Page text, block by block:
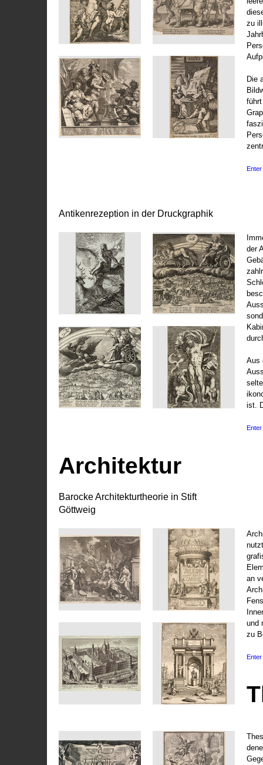
zu
Die
Enter
Antikenrezeption in der Druckgraphik
der
Aus
ist.
Enter
Architektur
Barocke Architekturtheorie in Stift
Göttweig
an
und
zu
Enter